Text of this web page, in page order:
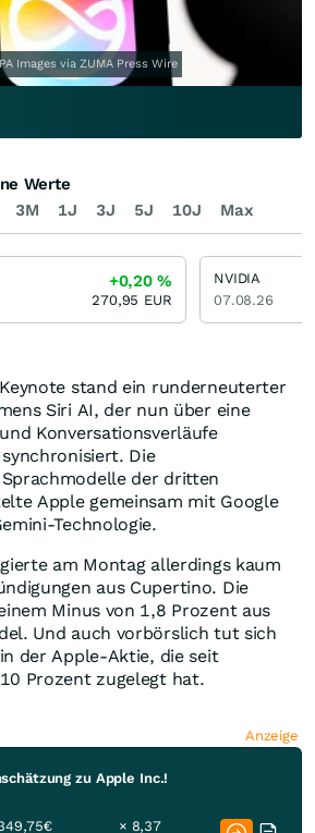
Images via ZUMA Press Wire
stand ein runderneuterter
Siri AI, der nun über eine
Konversationsverläufe
Die
der dritten
Apple gemeinsam mit Google
Technologie.
am Montag allerdings kaum
aus Cupertino. Die
Minus von 1,8 Prozent aus
Und auch vorbörslich tut sich
der Apple-Aktie, die seit
Prozent zugelegt hat.
Anzeige
zu Apple Inc.!
× 8,37
3M 1J 3J 5J 10J Max
Werte
+0,20%
270,95 EUR
NVIDIA
07.08.26